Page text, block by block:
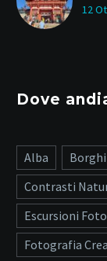
12
Dove
Alba
Contrasti
Escursioni
Fotografia